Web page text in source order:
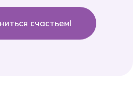
счастьем!